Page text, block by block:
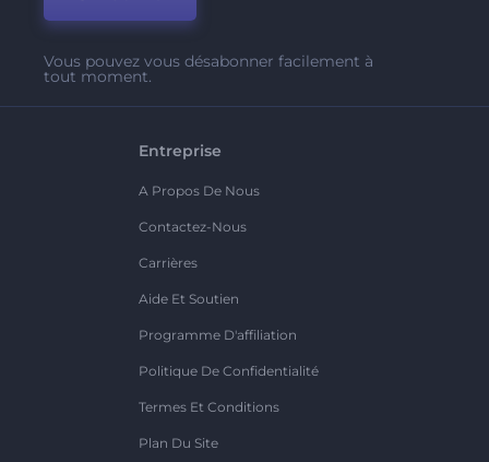
Vous pouvez vous désabonner facilement à
tout moment.
Entreprise
A Propos De Nous
Contactez-Nous
Carrières
Aide Et Soutien
Programme D'affiliation
Politique De Confidentialité
Termes Et Conditions
Plan Du Site